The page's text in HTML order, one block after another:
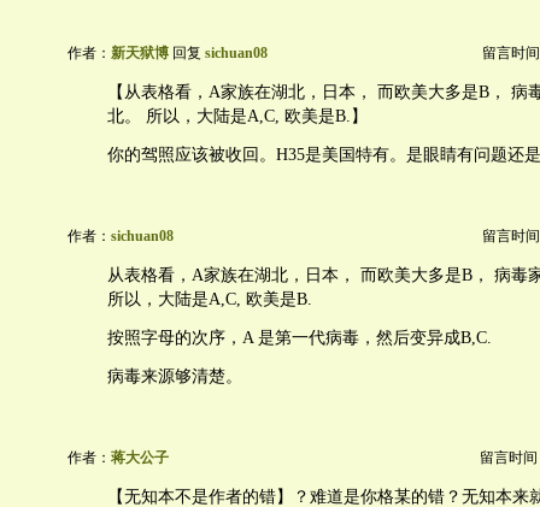
作者： 新天狱博 回复 sichuan08 留言时
【从表格看，A家族在湖北，日本， 而欧美大多是B， 病
北。 所以，大陆是A,C, 欧美是B.】
你的驾照应该被收回。H35是美国特有。是眼睛有问题还
作者： sichuan08 留言时
从表格看，A家族在湖北，日本， 而欧美大多是B， 病毒
所以，大陆是A,C, 欧美是B.
按照字母的次序，A 是第一代病毒，然后变异成B,C.
病毒来源够清楚。
作者： 蒋大公子 留言时间
【无知本不是作者的错】？难道是你格某的错？无知本来